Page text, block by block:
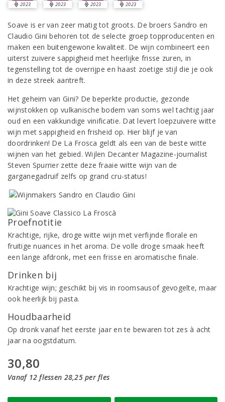
2023 2023 2023 2023
Soave is er van zeer matig tot groots. De broers Sandro en
Claudio Gini behoren tot de selecte groep topproducenten en
maken een buitengewone kwaliteit. De wijn combineert een
uiterst zuivere sappigheid met heerlijke frisse zuren, in
tegenstelling tot de overrijpe en haast zoetige stijl die je ook
in deze streek aantreft.
Het geheim van Gini? De beperkte productie, gezonde
wijnstokken op vulkanische bodem van soms wel tachtig jaar
oud en een vakkundige vinificatie. Dat levert loepzuivere witte
wijn met sappigheid en frisheid op. Hier blijf je van
doordrinken! De La Frosca geldt als een van de beste witte
wijnen van het gebied. Wijlen Decanter Magazine-journalist
Steven Spurrier zette deze fraaie witte wijn van de
garganegadruif zelfs op grand cru-status!
Proefnotitie
Krachtige, rijke, droge witte wijn met verfijnde florale en
fruitige nuances in het aroma. De volle droge smaak heeft
een lange afdronk, met een frisse en aromatische finale.
Drinken bij
Krachtige wijn; geschikt bij vis in roomsausof gevogelte, maar
ook heerlijk bij pasta.
Houdbaarheid
Op dronk vanaf het eerste jaar en te bewaren tot zes à acht
jaar na oogstdatum.
30,80
Vanaf 12 flessen 28,25 per fles